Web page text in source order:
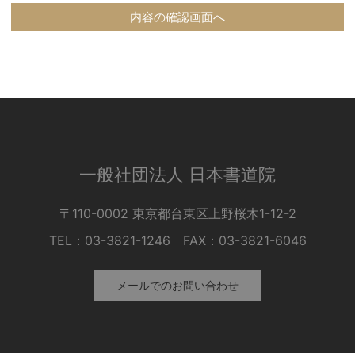
外には収集しません。
4. 当社が個人情報の処理を伴う業務を外部から受託する場
5. 個人情報は、本人の同意を得た範囲内で利用、提供しま
個人情報の管理について
1. 当社が直接収集または外部から業務を受託する際に入手
破壊・改ざんおよび漏洩等を防止するための措置を講じま
委託者が個人情報を入手した際、本人の同意を得た上で、適
法かつ公正な手段によって収集したものであることを確認し
一般社団法人 日本書道院
〒110-0002 東京都台東区上野桜木1-12-2
TEL：03-3821-1246 FAX：03-3821-6046
メールでのお問い合わせ